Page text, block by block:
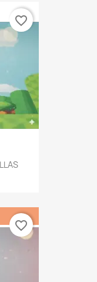
favorite_border
favorite_border